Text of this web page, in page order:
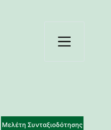
Μελέτη Συνταξιοδότησης